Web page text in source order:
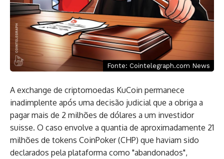
Fonte: Cointelegraph.com News
A exchange de criptomoedas KuCoin permanece
inadimplente após uma decisão judicial que a obriga a
pagar mais de 2 milhões de dólares a um investidor
suisse. O caso envolve a quantia de aproximadamente 21
milhões de tokens CoinPoker (CHP) que haviam sido
declarados pela plataforma como "abandonados",